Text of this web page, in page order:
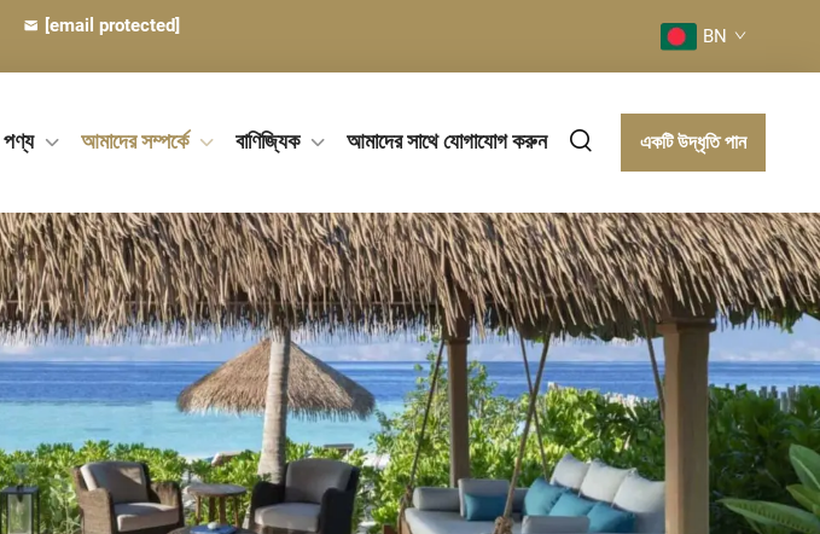
[email protected] BN
পণ্য আমাদের সম্পর্কে বাণিজ্যিক আমাদের সাথে যোগাযোগ করুন একটি উদ্ধৃতি পান